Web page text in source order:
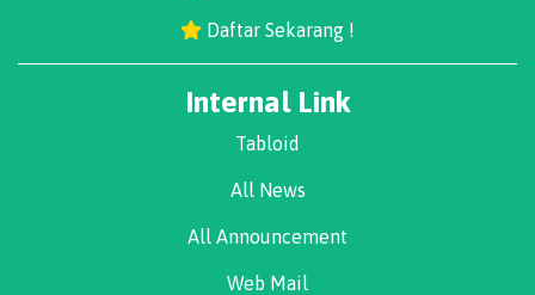
Daftar Sekarang !
Internal Link
Tabloid
All News
All Announcement
Web Mail